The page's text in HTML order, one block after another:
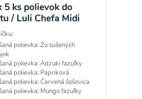
5 ks polievok do
/ Luli Chefa Midi
polievka: Zo sušených
polievka: Adzuki fazuľky
polievka: Papriková
polievka: Červená šošovica
polievka: Mungo fazuľky
na Newsletter súhlasím so
údajov pre účely
a potvrdzujem, že som si
o Ochrane osobných
s nimi.
Súhlasím